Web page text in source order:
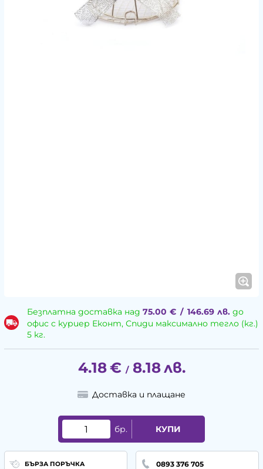
Безплатна доставка над 75.00 € / 146.69 лв.до
офис с куриер Еконт, Спиди максимално тегло (кг.)
5 кг.
4.18€ / 8.18лв.
Доставка и плащане
бр. КУПИ
БЪРЗА ПОРЪЧКА 0893 376 705